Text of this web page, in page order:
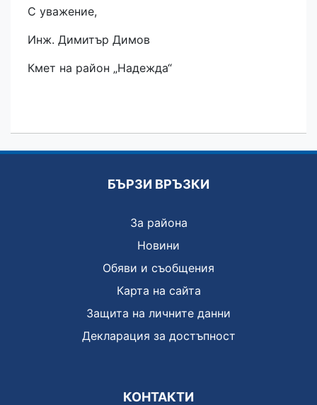
С уважение,
Инж. Димитър Димов
Кмет на район „Надежда“
БЪРЗИ ВРЪЗКИ
За района
Новини
Обяви и съобщения
Карта на сайта
Защита на личните данни
Декларация за достъпност
КОНТАКТИ